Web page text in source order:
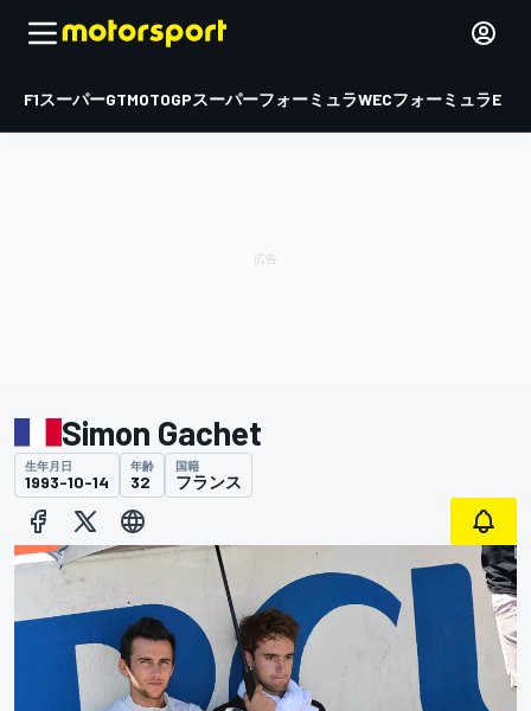
F1スーパーGTMOTOGPスーパーフォーミュラWECフォーミュラE
Simon Gachet
生年月日
1993-10-14
年齢
32
国籍
フランス